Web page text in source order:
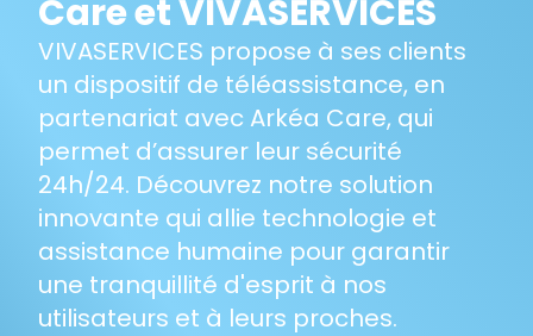
Care et VIVASERVICES
VIVASERVICES propose à ses clients
un dispositif de téléassistance, en
partenariat avec Arkéa Care, qui
permet d’assurer leur sécurité
24h/24. Découvrez notre solution
innovante qui allie technologie et
assistance humaine pour garantir
une tranquillité d'esprit à nos
utilisateurs et à leurs proches.